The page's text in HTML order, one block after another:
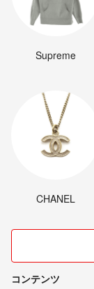
Supreme
CHANEL
コンテンツ